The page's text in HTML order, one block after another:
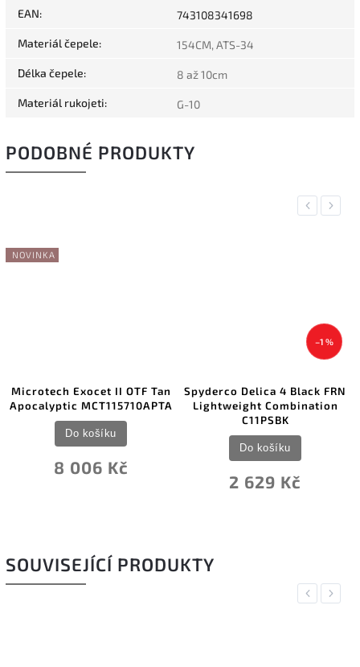
EAN: 743108341698
Materiál čepele: 154CM, ATS-34
Délka čepele: 8 až 10cm
Materiál rukojeti: G-10
PODOBNÉ PRODUKTY
Previous
NOVINKA
Microtech Exocet II OTF Tan
Apocalyptic MCT115710APTA
8 006 Kč
Do košíku
–1 %
Spyderco Delica 4 Black FRN
Lightweight Combination
C11PSBK
2 629 Kč
Do košíku
Next
SOUVISEJÍCÍ PRODUKTY
Previous
Next